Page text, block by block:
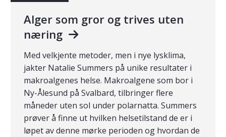
Alger som gror og trives uten
næring
Med velkjente metoder, men i nye lysklima,
jakter Natalie Summers på unike resultater i
makroalgenes helse. Makroalgene som bor i
Ny-Ålesund på Svalbard, tilbringer flere
måneder uten sol under polarnatta. Summers
prøver å finne ut hvilken helsetilstand de er i
løpet av denne mørke perioden og hvordan de